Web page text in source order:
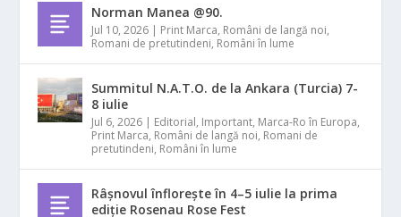
Norman Manea @90.
Jul 10, 2026 | Print Marca, Români de langă noi,
Romani de pretutindeni, Români în lume
Summitul N.A.T.O. de la Ankara (Turcia) 7-
8 iulie
Jul 6, 2026 | Editorial, Important, Marca-Ro în Europa,
Print Marca, Români de langă noi, Romani de
pretutindeni, Români în lume
Râșnovul înflorește în 4–5 iulie la prima
ediție Rosenau Rose Fest